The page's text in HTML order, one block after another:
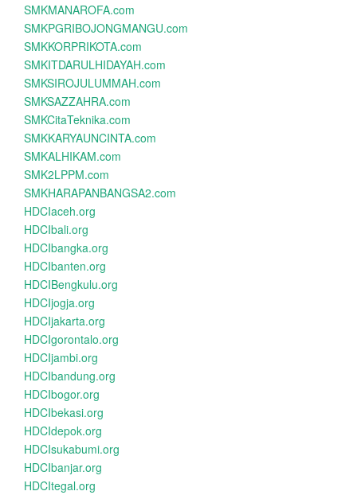
SMKMANAROFA.com
SMKPGRIBOJONGMANGU.com
SMKKORPRIKOTA.com
SMKITDARULHIDAYAH.com
SMKSIROJULUMMAH.com
SMKSAZZAHRA.com
SMKCitaTeknika.com
SMKKARYAUNCINTA.com
SMKALHIKAM.com
SMK2LPPM.com
SMKHARAPANBANGSA2.com
HDCIaceh.org
HDCIbali.org
HDCIbangka.org
HDCIbanten.org
HDCIBengkulu.org
HDCIjogja.org
HDCIjakarta.org
HDCIgorontalo.org
HDCIjambi.org
HDCIbandung.org
HDCIbogor.org
HDCIbekasi.org
HDCIdepok.org
HDCIsukabumi.org
HDCIbanjar.org
HDCItegal.org